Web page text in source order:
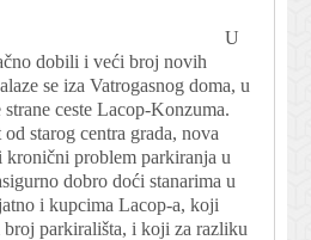
U
dobili i veći broj novih
se iza Vatrogasnog doma, u
ceste Lacop-Konzuma.
starog centra grada, nova
kronični problem parkiranja u
dobro doći stanarima u
i kupcima Lacop-a, koji
parkirališta, i koji za razliku